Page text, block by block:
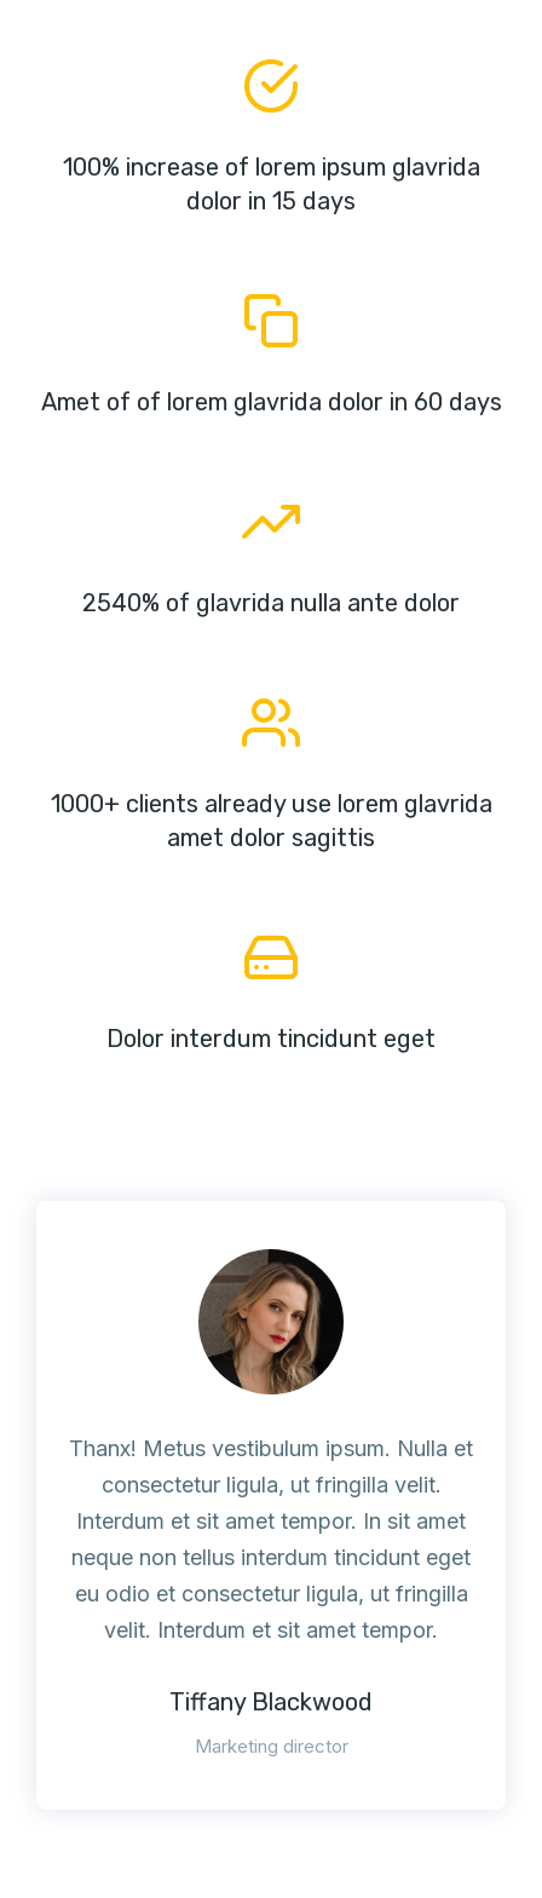
100% increase of lorem ipsum glavrida
dolor in 15 days
Amet of of lorem glavrida dolor in 60 days
2540% of glavrida nulla ante dolor
1000+ clients already use lorem glavrida
amet dolor sagittis
Dolor interdum tincidunt eget
Thanx! Metus vestibulum ipsum. Nulla et
consectetur ligula, ut fringilla velit.
Interdum et sit amet tempor. In sit amet
neque non tellus interdum tincidunt eget
eu odio et consectetur ligula, ut fringilla
velit. Interdum et sit amet tempor.
Tiffany Blackwood
Marketing director